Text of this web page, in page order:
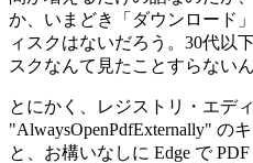
か、いまどき「ダウンロード
ィスクはないだろう。30代以
スクなんて見たことすらない
とにかく、レジストリ・エデ
"AlwaysOpenPdfExternally" の
と、お構いなしに Edge で